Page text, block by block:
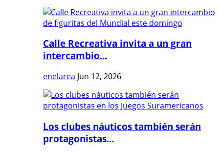
Calle Recreativa invita a un gran
intercambio...
enelarea Jun 12, 2026
Los clubes náuticos también serán
protagonistas...